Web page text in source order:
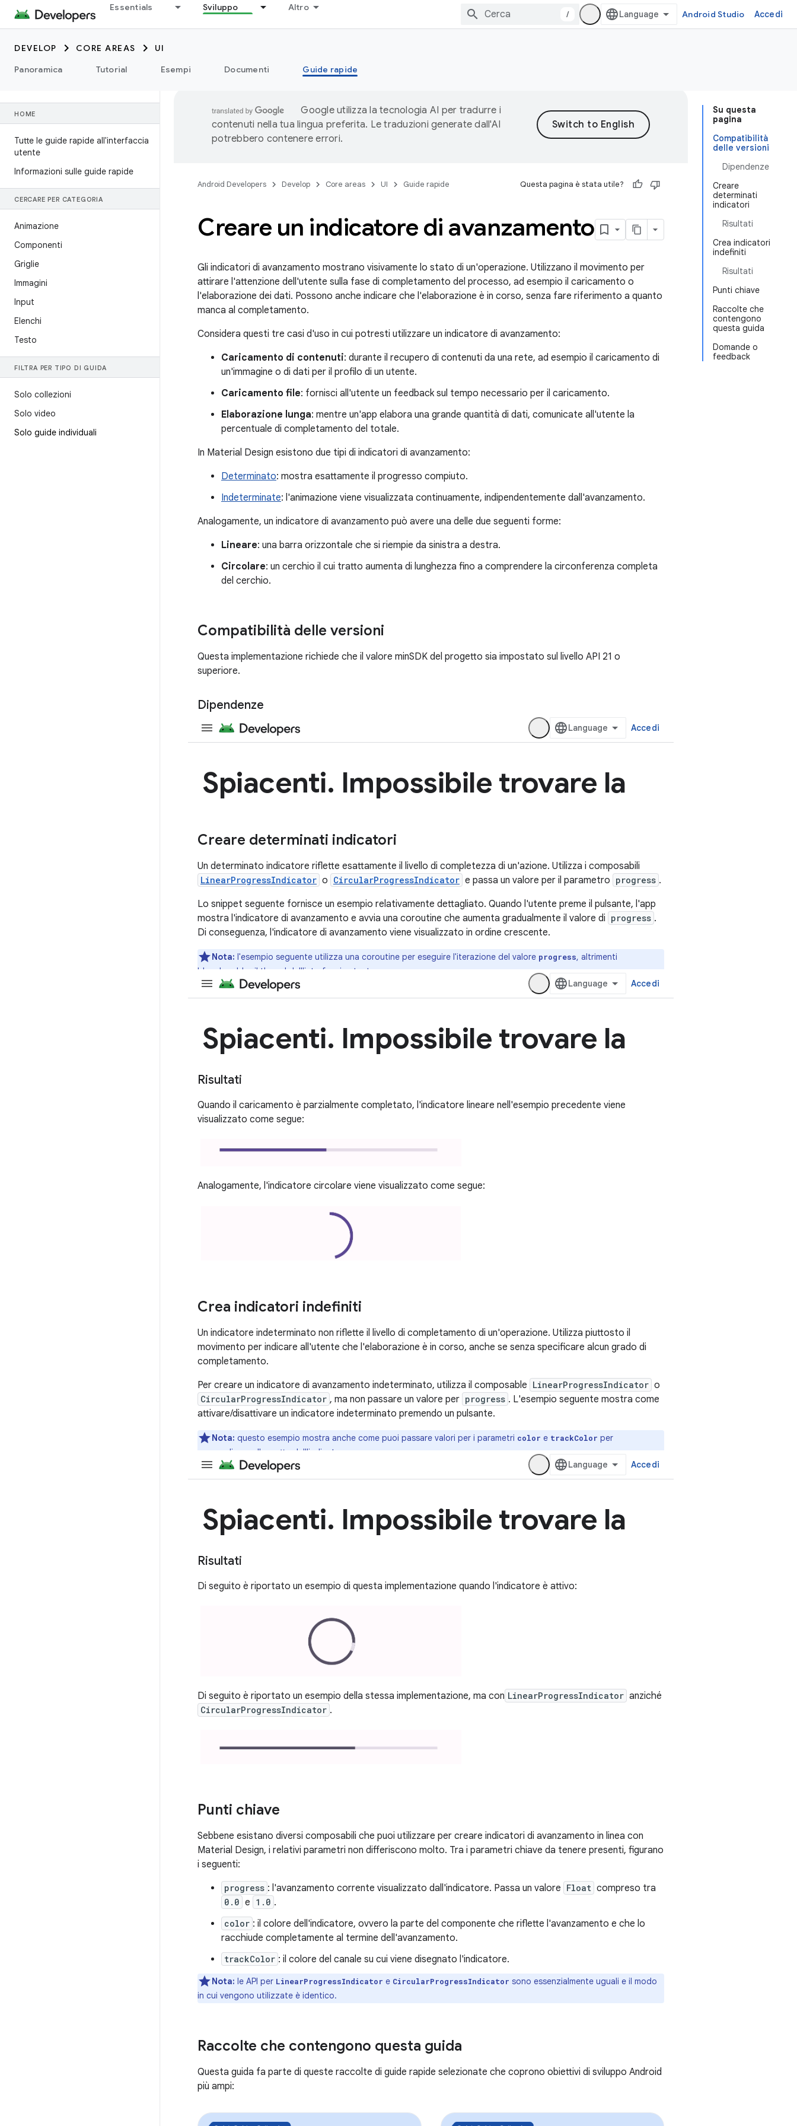
Essentials Sviluppo Altro
/ Android Studio Accedi
DEVELOP CORE AREAS
UI
Panoramica
Tutorial Esempi Documenti Guide rapide
HOME
Tutte le guide rapide all'interfaccia
utente
Informazioni sulle guide rapide
CERCARE PER CATEGORIA
Animazione
Componenti
Griglie
Immagini
Input
Elenchi
Testo
FILTRA PER TIPO DI GUIDA
Solo collezioni
Solo video
Solo guide individuali
Su questa
pagina
Compatibilità
delle versioni
Dipendenze
Creare
determinati
indicatori
Risultati
Crea indicatori
indefiniti
Risultati
Punti chiave
Raccolte che
contengono
questa guida
Domande o
feedback
Google utilizza la tecnologia AI per tradurre i
contenuti nella tua lingua preferita. Le traduzioni generate dall'AI
potrebbero contenere errori.
Android Developers Develop Core areas UI Guide rapide Questa pagina è stata utile?
Creare un indicatore di avanzamento
Gli indicatori di avanzamento mostrano visivamente lo stato di un'operazione. Utilizzano il movimento per
attirare l'attenzione dell'utente sulla fase di completamento del processo, ad esempio il caricamento o
l'elaborazione dei dati. Possono anche indicare che l'elaborazione è in corso, senza fare riferimento a quanto
manca al completamento.
Considera questi tre casi d'uso in cui potresti utilizzare un indicatore di avanzamento:
Caricamento di contenuti: durante il recupero di contenuti da una rete, ad esempio il caricamento di
un'immagine o di dati per il profilo di un utente.
Caricamento file: fornisci all'utente un feedback sul tempo necessario per il caricamento.
Elaborazione lunga: mentre un'app elabora una grande quantità di dati, comunicate all'utente la
percentuale di completamento del totale.
In Material Design esistono due tipi di indicatori di avanzamento:
Determinato: mostra esattamente il progresso compiuto.
Indeterminate: l'animazione viene visualizzata continuamente, indipendentemente dall'avanzamento.
Analogamente, un indicatore di avanzamento può avere una delle due seguenti forme:
Lineare: una barra orizzontale che si riempie da sinistra a destra.
Circolare: un cerchio il cui tratto aumenta di lunghezza fino a comprendere la circonferenza completa
del cerchio.
Compatibilità delle versioni
Questa implementazione richiede che il valore minSDK del progetto sia impostato sul livello API 21 o
superiore.
Dipendenze
Creare determinati indicatori
Un determinato indicatore riflette esattamente il livello di completezza di un'azione. Utilizza i composabili
LinearProgressIndicator o CircularProgressIndicator e passa un valore per il parametro progress .
Lo snippet seguente fornisce un esempio relativamente dettagliato. Quando l'utente preme il pulsante, l'app
mostra l'indicatore di avanzamento e avvia una coroutine che aumenta gradualmente il valore di progress .
Di conseguenza, l'indicatore di avanzamento viene visualizzato in ordine crescente.
Nota: l'esempio seguente utilizza una coroutine per eseguire l'iterazione del valore progress, altrimenti
bloccherebbe il thread dell'interfaccia utente.
Risultati
Quando il caricamento è parzialmente completato, l'indicatore lineare nell'esempio precedente viene
visualizzato come segue:
Analogamente, l'indicatore circolare viene visualizzato come segue:
Crea indicatori indefiniti
Un indicatore indeterminato non riflette il livello di completamento di un'operazione. Utilizza piuttosto il
movimento per indicare all'utente che l'elaborazione è in corso, anche se senza specificare alcun grado di
completamento.
Per creare un indicatore di avanzamento indeterminato, utilizza il composable LinearProgressIndicator o
CircularProgressIndicator , ma non passare un valore per progress . L'esempio seguente mostra come
attivare/disattivare un indicatore indeterminato premendo un pulsante.
Nota: questo esempio mostra anche come puoi passare valori per i parametri color e trackColor per
personalizzare l'aspetto dell'indicatore.
Risultati
Di seguito è riportato un esempio di questa implementazione quando l'indicatore è attivo:
Di seguito è riportato un esempio della stessa implementazione, ma con LinearProgressIndicator anziché
CircularProgressIndicator .
Punti chiave
Sebbene esistano diversi composabili che puoi utilizzare per creare indicatori di avanzamento in linea con
Material Design, i relativi parametri non differiscono molto. Tra i parametri chiave da tenere presenti, figurano
i seguenti:
progress : l'avanzamento corrente visualizzato dall'indicatore. Passa un valore Float compreso tra
0.0 e 1.0 .
color : il colore dell'indicatore, ovvero la parte del componente che riflette l'avanzamento e che lo
racchiude completamente al termine dell'avanzamento.
trackColor : il colore del canale su cui viene disegnato l'indicatore.
Nota: le API per LinearProgressIndicator e CircularProgressIndicator sono essenzialmente uguali e il modo
in cui vengono utilizzate è identico.
Raccolte che contengono questa guida
Questa guida fa parte di queste raccolte di guide rapide selezionate che coprono obiettivi di sviluppo Android
più ampi: